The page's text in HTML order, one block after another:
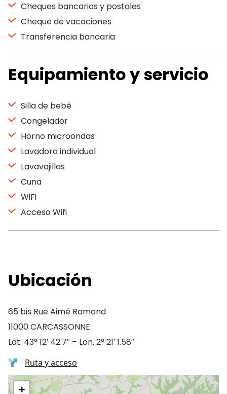
Cheques bancarios y postales
Cheque de vacaciones
Transferencia bancaria
Equipamiento y servicio
Silla de bebé
Congelador
Horno microondas
Lavadora individual
Lavavajillas
Cuna
WiFi
Acceso Wifi
Ubicación
65 bis Rue Aimé Ramond
11000 CARCASSONNE
Lat. 43° 12′ 42.7″ – Lon. 2° 21′ 1.58″
Ruta y acceso
+